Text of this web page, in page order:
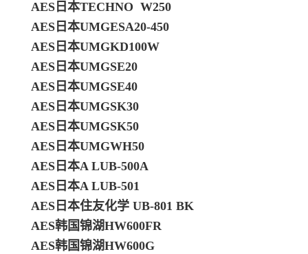
AES日本TECHNO W250
AES日本UMGESA20-450
AES日本UMGKD100W
AES日本UMGSE20
AES日本UMGSE40
AES日本UMGSK30
AES日本UMGSK50
AES日本UMGWH50
AES日本A LUB-500A
AES日本A LUB-501
AES日本住友化学 UB-801 BK
AES韩国锦湖HW600FR
AES韩国锦湖HW600G